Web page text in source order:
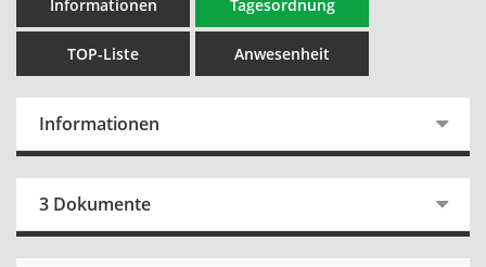
Informationen Tagesordnung
TOP-Liste Anwesenheit
Informationen
3 Dokumente